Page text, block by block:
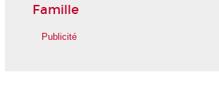
Famille
Publicité